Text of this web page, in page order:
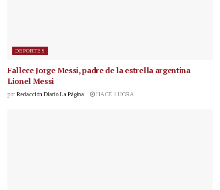
DEPORTES
Fallece Jorge Messi, padre de la estrella argentina
Lionel Messi
por Redacción Diario La Página HACE 1 HORA